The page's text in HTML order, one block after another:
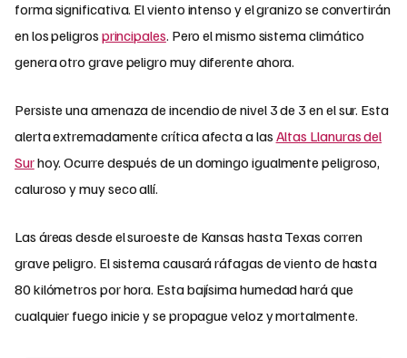
forma significativa. El viento intenso y el granizo se convertirán
en los peligros principales. Pero el mismo sistema climático
genera otro grave peligro muy diferente ahora.
Persiste una amenaza de incendio de nivel 3 de 3 en el sur. Esta
alerta extremadamente crítica afecta a las Altas Llanuras del
Surhoy. Ocurre después de un domingo igualmente peligroso,
caluroso y muy seco allí.
Las áreas desde el suroeste de Kansas hasta Texas corren
grave peligro. El sistema causará ráfagas de viento de hasta
80 kilómetros por hora. Esta bajísima humedad hará que
cualquier fuego inicie y se propague veloz y mortalmente.